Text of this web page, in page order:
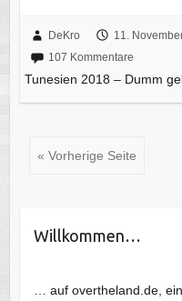
DeKro 11.
107 Kommentare
Tunesien 2018 – Dumm
« Vorherige Seite
Willkommen…
… auf overtheland.de,